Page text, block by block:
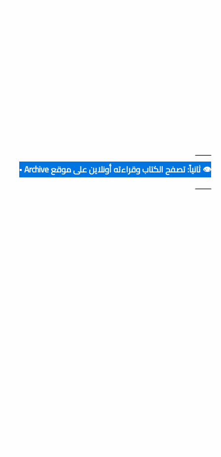
ــــــــ
👁️ ثانياً: تصفح الكتاب وقراءته أونلاين على موقع Archive ▪️
ــــــــ